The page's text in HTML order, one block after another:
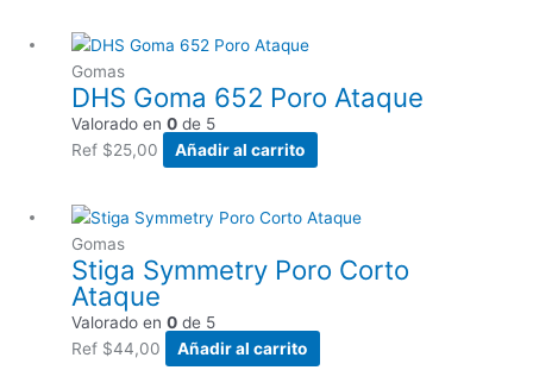
Gomas
DHS Goma 652 Poro Ataque
Valorado en 0 de 5
Ref $25,00 Añadir al carrito
Gomas
Stiga Symmetry Poro Corto
Ataque
Valorado en 0 de 5
Ref $44,00 Añadir al carrito